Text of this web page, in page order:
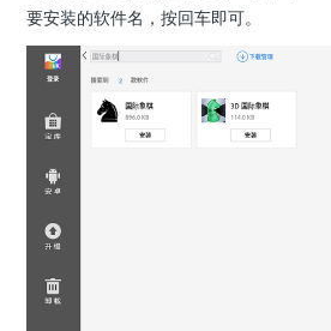
要安装的软件名，按回车即可。